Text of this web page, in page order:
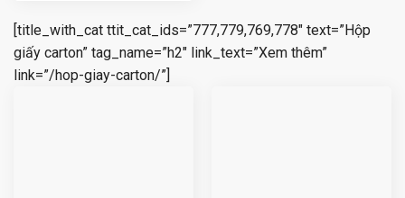
[title_with_cat ttit_cat_ids=”777,779,769,778″ text=”Hộp
giấy carton” tag_name=”h2″ link_text=”Xem thêm”
link=”/hop-giay-carton/”]